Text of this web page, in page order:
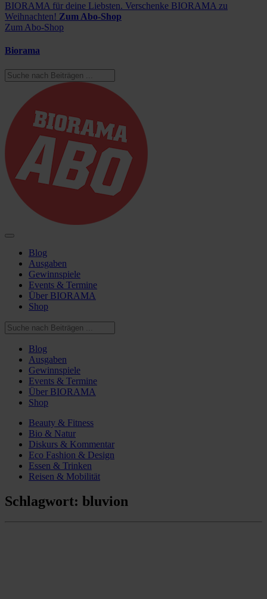
BIORAMA für deine Liebsten. Verschenke BIORAMA zu
Weihnachten! Zum Abo-Shop
Zum Abo-Shop
Biorama
Blog
Ausgaben
Gewinnspiele
Events & Termine
Über BIORAMA
Shop
Blog
Ausgaben
Gewinnspiele
Events & Termine
Über BIORAMA
Shop
Beauty & Fitness
Bio & Natur
Diskurs & Kommentar
Eco Fashion & Design
Essen & Trinken
Reisen & Mobilität
Schlagwort: bluvion